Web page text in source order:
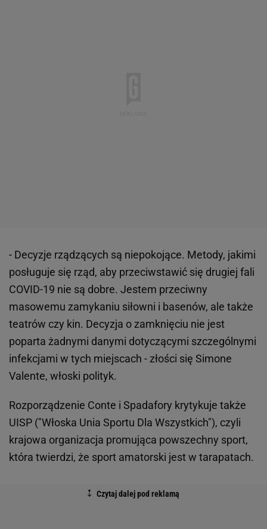
- Decyzje rządzących są niepokojące. Metody, jakimi
posługuje się rząd, aby przeciwstawić się drugiej fali
COVID-19 nie są dobre. Jestem przeciwny
masowemu zamykaniu siłowni i basenów, ale także
teatrów czy kin. Decyzja o zamknięciu nie jest
poparta żadnymi danymi dotyczącymi szczególnymi
infekcjami w tych miejscach - złości się Simone
Valente, włoski polityk.
Rozporządzenie Conte i Spadafory krytykuje także
UISP ("Włoska Unia Sportu Dla Wszystkich"), czyli
krajowa organizacja promująca powszechny sport,
która twierdzi, że sport amatorski jest w tarapatach.